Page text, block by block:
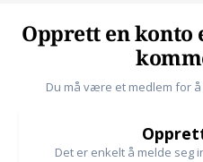
Opprett en konto
Du må være et medlem for
Det er enkelt å melde seg